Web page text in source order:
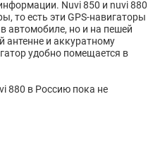
Nuvi 850 и nuvi 880
то есть эти GPS-навигаторы
автомобиле, но и на пешей
антенне и аккуратному
удобно помещается в
880 в Россию пока не